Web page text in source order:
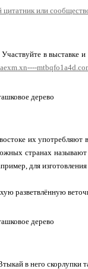
цитатник или
в выставке
их употребляют
странах
для
разветвлённую
в него скорлупки